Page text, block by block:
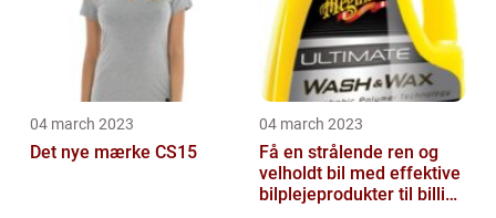
04 march 2023
Det nye mærke CS15
04 march 2023
Få en strålende ren og
velholdt bil med effektive
bilplejeprodukter til billige